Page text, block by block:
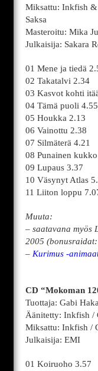
Miksattu: Inkfish &
Saksa
Masteroitu: Mika
Julkaisija: Sakara
01 Mene ja tiedä
02 Takatalvi 2.34
03 Kasvot kohti
04 Tämä puoli 4.55
05 Houkka 2.13
06 Vainottu 2.38
07 Silmäterä 4.21
08 Punainen
09 Lupaus 3.37
10 Väsynyt Atlas
11 Liiton loppu
Muuta:
– saatavana myös
2005
– Kurimus -
CD “Mokoman
Tuottaja: Gabi
Äänitetty: Inkfish /
Miksattu: Inkfish /
Julkaisija: EMI
01 Koiruoho 3.57